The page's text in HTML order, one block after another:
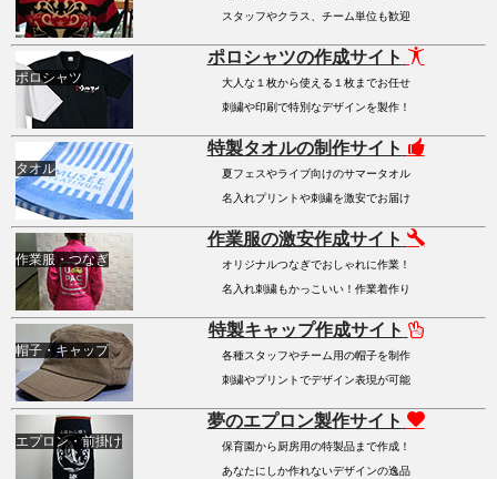
スタッフやクラス、チーム単位も歓迎
ポロシャツ
ポロシャツの作成サイト
大人な１枚から使える１枚までお任せ
刺繍や印刷で特別なデザインを製作！
タオル
特製タオルの制作サイト
夏フェスやライブ向けのサマータオル
名入れプリントや刺繍を激安でお届け
作業服・つなぎ
作業服の激安作成サイト
オリジナルつなぎでおしゃれに作業！
名入れ刺繍もかっこいい！作業着作り
帽子・キャップ
特製キャップ作成サイト
各種スタッフやチーム用の帽子を制作
刺繍やプリントでデザイン表現が可能
エプロン・前掛け
夢のエプロン製作サイト
保育園から厨房用の特製品まで作成！
あなたにしか作れないデザインの逸品